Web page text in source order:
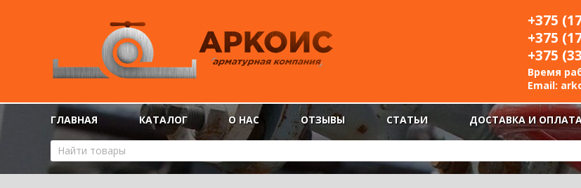
+375
+375
+375
Время
Email:
ГЛАВНАЯ КАТАЛОГ О НАС ОТЗЫВЫ СТАТЬИ ДОСТАВКА И